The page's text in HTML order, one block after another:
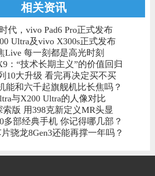
相关资讯
代，vivo Pad6 Pro正式发布
Ultra及vivo X300s正式发布
Live 每一刻都是高光时刻
：“技术长期主义”的价值回归
10大升级 看完再决定买不买
能和六千起旗舰机比长焦吗？
与X200 Ultra的人像对比
索版 用398克新定义MR头显
多部经典手机 你记得哪几部？
骁龙8Gen3还能再撑一年吗？